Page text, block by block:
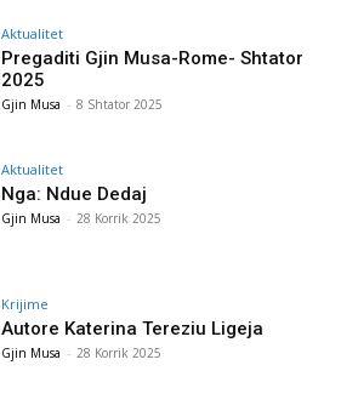
Aktualitet
Pregaditi Gjin Musa-Rome- Shtator
2025
Gjin Musa - 8 Shtator 2025
Aktualitet
Nga: Ndue Dedaj
Gjin Musa - 28 Korrik 2025
Krijime
Autore Katerina Tereziu Ligeja
Gjin Musa - 28 Korrik 2025